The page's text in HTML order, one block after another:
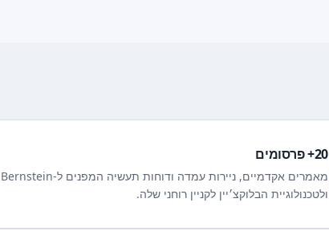
20+ פרסומים
מאמרים אקדמיים, ניירות עמדה ודוחות תעשיה המפנים ל-Bernstein
ולטכנולוגיית הבלוקצ׳יין לקניין רוחני שלה.